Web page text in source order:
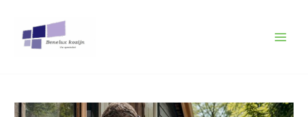
navigatie